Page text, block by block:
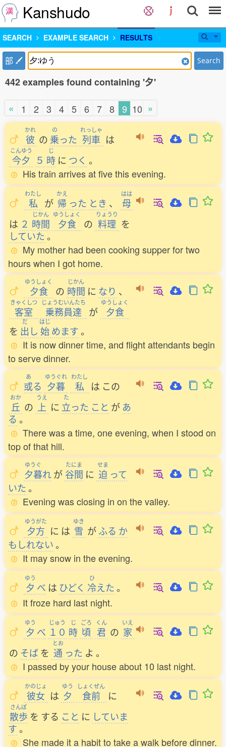
Kanshudo
SEARCH EXAMPLE SEARCH RESULTS
部 Search
442 examples found containing '夕'
« 1 2 3 4 5 6 7 8 9 10 »
かれ
彼 の
の
乗った
れっしゃ
列車 は
こんゆう
今夕 ５
じ
時 に つく 。
His train arrives at five this evening.
わたし
私 が
かえ
帰 った とき 、
はは
母
は ２
じかん
時間
ゆうしょく
夕食 の
りょうり
料理 を
していた。
My mother had been cooking supper for two
hours when I got home.
ゆうしょく
夕食 の
じかん
時間 に なり 、
きゃくしつ
客室
じょうむいんたち
乗務員達 が
ゆうしょく
夕食
を
だ
出 し
はじ
始めます。
It is now dinner time, and flight attendants begin
to serve dinner.
あ
或る
ゆうぐれ
夕暮
わたし
私 は この
おか
丘 の
うえ
上 に
た
立った こと が あ
る 。
There was a time, one evening, when I stood on
top of that hill.
ゆうぐ
夕暮れが
たにま
谷間 に
せま
迫 って
いた。
Evening was closing in on the valley.
ゆうがた
夕方 に は
ゆき
雪 がふる か
もしれない。
It may snow in the evening.
ゆう
夕 べ は ひどく
ひ
冷えた。
It froze hard last night.
ゆう
夕 べ
じゅう
１０
じ
時
ごろ
頃
くん
君 の
いえ
家
の そば を
とお
通 った よ 。
I passed by your house about 10 last night.
かのじょ
彼女 は
ゆう
夕
しょくぜん
食前 に
さんぽ
散歩 を する こと に していま
す。
She made it a habit to take a walk before dinner.